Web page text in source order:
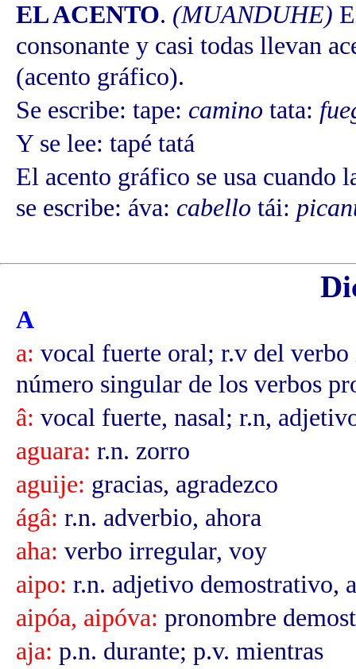
EL ACENTO. (MUANDUHE)
consonante y casi todas llevan
(acento gráfico).
Se escribe: tape: camino tata:
Y se lee: tapé tatá
El acento gráfico se usa cuando
se escribe: áva: cabello tái:
A
a: vocal fuerte oral; r.v del verbo
número singular de los verbos
â: vocal fuerte, nasal; r.n,
aguara: r.n. zorro
aguije: gracias, agradezco
ágâ: r.n. adverbio, ahora
aha: verbo irregular, voy
aipo: r.n. adjetivo demostrativo,
aipóa, aipóva: pronombre
aja: p.n. durante; p.v. mientras